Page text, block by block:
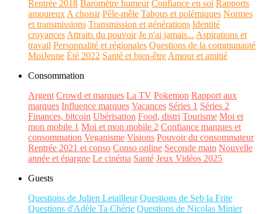
Rentrée 2018 Baromètre humeur Confiance en soi Rapports
amoureux A choisir Pêle-mêle Tabous et polémiques Normes
et transmissions Transmission et générations Identité
croyances Attraits du pouvoir Je n'ai jamais... Aspirations et
travail Personnalité et régionales Questions de la communauté
MoiJeune Été 2022 Santé et bien-être Amour et amitié
Consommation
Argent Crowd et marques La TV Pokemon Rapport aux
marques Influence marques Vacances Séries 1 Séries 2
Finances, bitcoin Ubérisation Food, distri Tourisme Moi et
mon mobile 1 Moi et mon mobile 2 Confiance marques et
consommation Veganisme Visions Pouvoir du consommateur
Rentrée 2021 et conso Conso online Seconde main Nouvelle
année et épargne Le cinéma Santé Jeux Vidéos 2025
Guests
Questions de Julien Letailleur Questions de Seb la Frite
Questions d'Adèle Ta Chérie Questions de Nicolas Minier